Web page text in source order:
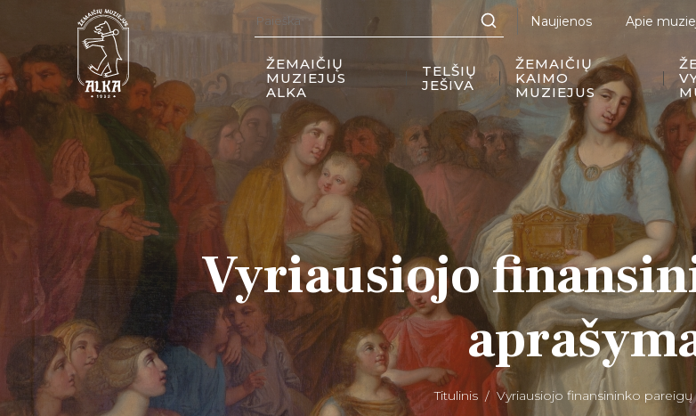
Naujienos Apie
ŽEMAIČIŲ
MUZIEJUS
ALKA
TELŠIŲ
JEŠIVA
ŽEMAIČIŲ
KAIMO
MUZIEJUS
Vyriausiojo
Titulinis Vyriausiojo finansininko pareigų